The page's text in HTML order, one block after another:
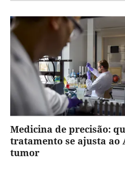
Medicina de precisão:
tratamento se ajusta ao
tumor